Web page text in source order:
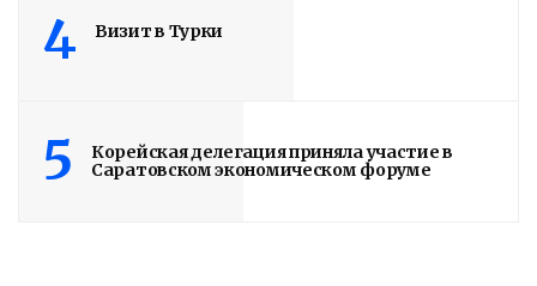
4 Визит в Турки
5
Корейская делегация приняла участие в
Саратовском экономическом форуме